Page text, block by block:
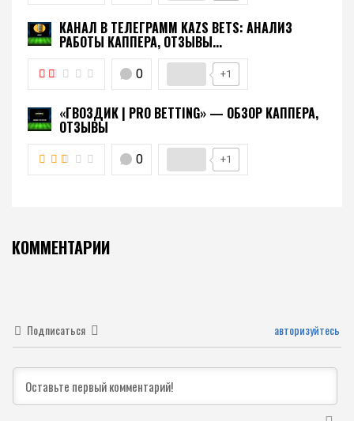
КАНАЛ В ТЕЛЕГРАММ KAZS BETS: АНАЛИЗ
РАБОТЫ КАППЕРА, ОТЗЫВЫ...
0 +1
«ГВОЗДИК | PRO BETTING» — ОБЗОР КАППЕРА,
ОТЗЫВЫ
0 +1
КОММЕНТАРИИ
Подписаться авторизуйтесь